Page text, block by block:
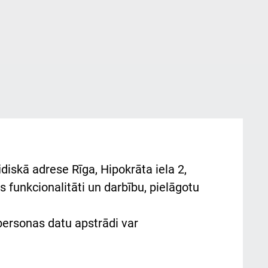
adrese Rīga, Hipokrāta iela 2,
funkcionalitāti un darbību, pielāgotu
datu apstrādi var